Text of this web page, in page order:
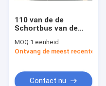
110 van de de
Schortbus van de
Ruime Ingangen
MOQ:1 eenheid
Ontvang de meest recente Prijs
Contact nu